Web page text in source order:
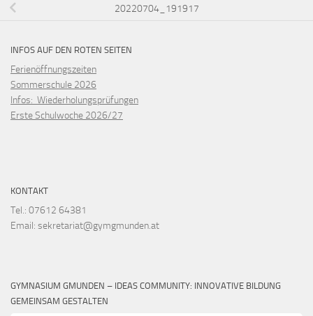
20220704_191917
INFOS AUF DEN ROTEN SEITEN
Ferienöffnungszeiten
Sommerschule 2026
Infos: Wiederholungsprüfungen
Erste Schulwoche 2026/27
KONTAKT
Tel.: 07612 64381
Email: sekretariat@gymgmunden.at
GYMNASIUM GMUNDEN – IDEAS COMMUNITY: INNOVATIVE BILDUNG
GEMEINSAM GESTALTEN